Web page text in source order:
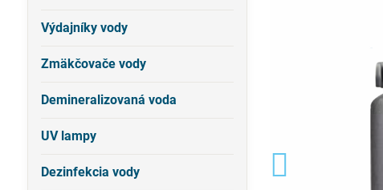
Výdajníky vody
Zmäkčovače vody
Demineralizovaná voda
UV lampy
Dezinfekcia vody